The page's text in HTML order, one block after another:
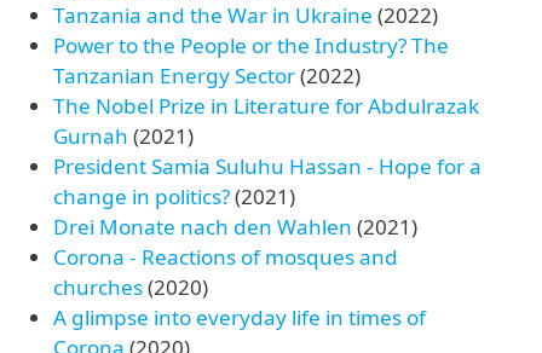
Tanzania and the War in Ukraine (2022)
Power to the People or the Industry? The
Tanzanian Energy Sector(2022)
The Nobel Prize in Literature for Abdulrazak
Gurnah (2021)
President Samia Suluhu Hassan - Hope for a
change in politics?(2021)
Drei Monate nach den Wahlen (2021)
Corona - Reactions of mosques and
churches(2020)
A glimpse into everyday life in times of